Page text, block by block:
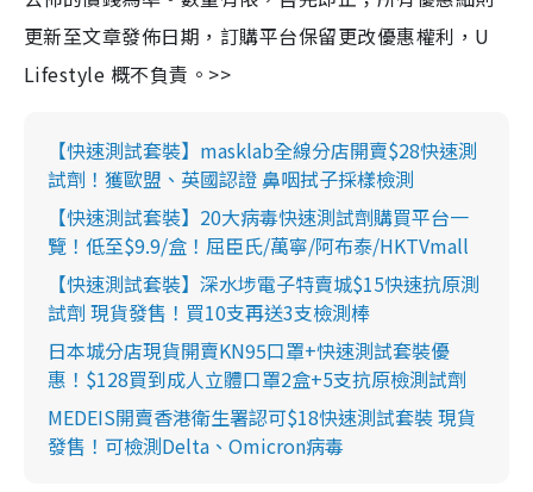
更新至文章發佈日期，訂購平台保留更改優惠權利，U
Lifestyle 概不負責。>>
【快速測試套裝】masklab全線分店開賣$28快速測
試劑！獲歐盟、英國認證 鼻咽拭子採樣檢測
【快速測試套裝】20大病毒快速測試劑購買平台一
覽！低至$9.9/盒！屈臣氏/萬寧/阿布泰/HKTVmall
【快速測試套裝】深水埗電子特賣城$15快速抗原測
試劑 現貨發售！買10支再送3支檢測棒
日本城分店現貨開賣KN95口罩+快速測試套裝優
惠！$128買到成人立體口罩2盒+5支抗原檢測試劑
MEDEIS開賣香港衛生署認可$18快速測試套裝 現貨
發售！可檢測Delta、Omicron病毒